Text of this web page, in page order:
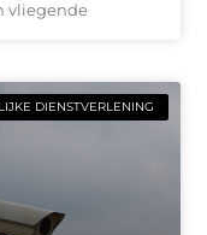
vliegende
DIENSTVERLENING